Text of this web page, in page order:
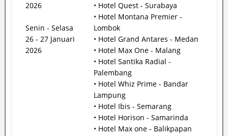
2026
Senin - Selasa
26 - 27 Januari
2026
• Hotel Quest - Surabaya
• Hotel Montana Premier -
Lombok
• Hotel Grand Antares - Medan
• Hotel Max One - Malang
• Hotel Santika Radial -
Palembang
• Hotel Whiz Prime - Bandar
Lampung
• Hotel Ibis - Semarang
• Hotel Horison - Samarinda
• Hotel Max one - Balikpapan